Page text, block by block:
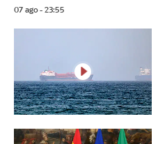
07 ago - 23:55